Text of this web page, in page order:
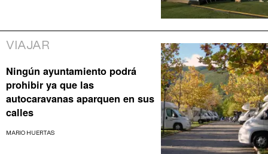
VIAJAR
Ningún ayuntamiento podrá
prohibir ya que las
autocaravanas aparquen en sus
calles
MARIO HUERTAS